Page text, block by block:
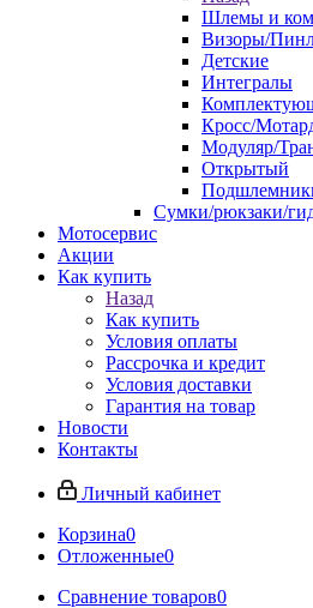
Шлемы и
Визоры/
Детские
Интегралы
Кросс/
Модуляр/
Открытый
Сумки/рюкзаки/
Мотосервис
Акции
Как купить
Назад
Как купить
Условия оплаты
Рассрочка и кредит
Условия доставки
Гарантия на товар
Новости
Контакты
Личный кабинет
Корзина0
Отложенные0
Сравнение товаров0